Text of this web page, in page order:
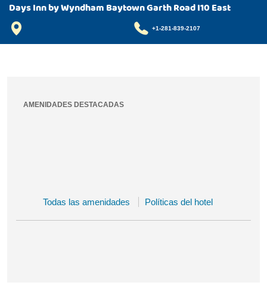
Days Inn by Wyndham Baytown Garth Road I10 East
+1-281-839-2107
AMENIDADES DESTACADAS
Todas las amenidades Políticas del hotel